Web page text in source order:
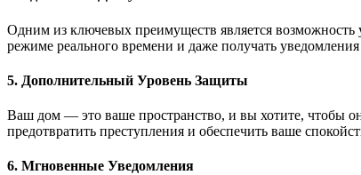
Одним из ключевых преимуществ является возможность
режиме реального времени и даже получать
5. Дополнительный Уровень Защиты
Ваш дом — это ваше пространство, и вы хотите, чтобы
предотвратить преступления и обеспечить ваше
6. Мгновенные Уведомления